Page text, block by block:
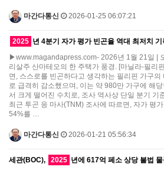
마간다통신 2026-01-25 06:07:21
2025 년 4분기 자가 평가 빈곤율 역대 최저치 기
▶www.magandapress.com- 2026년 1월 21일 |
리살주 산마테오의 한 주택가 풍경. [마닐라-필리
면, 스스로를 빈곤하다고 생각하는 필리핀 가구
로 급격히 감소했으며, 이는 약 980만 가구에 해
서 크게 떨어진 수치로, 조사 역사상 단일 분기 기
최근 투곤 응 마사(TNM) 조사에 따르면, 자가 평
54%를 …
마간다통신 2026-01-21 05:56:34
세관(BOC), 2025 년에 617억 페소 상당 불법